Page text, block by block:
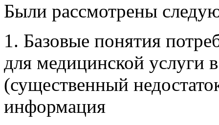
Были рассмотрены
1. Базовые понятия
для медицинской услуги
(существенный
информация